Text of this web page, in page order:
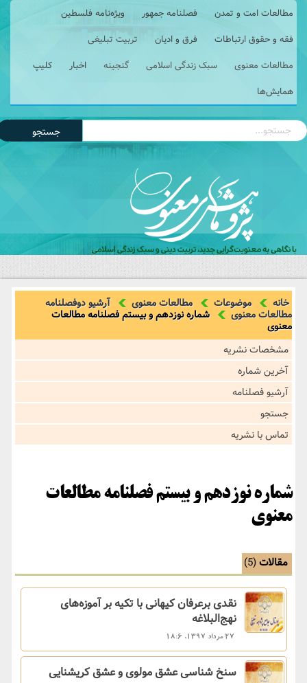
مطالعات امت و تمدن فصلنامه جمهور
ویژه‌نامه فلسطین
فقه و حقوق ارتباطات
فرق و ادیان
تربیت تبلیغی
مطالعات معنوی
سبک زندگی اسلامی گنجینه اخبار
کلیپ
همایش‌ها
جستجو
خانه موضوعات مطالعات معنوی آرشیو دوفصلنامه
مطالعات معنوی شماره نوزدهم و بیستم فصلنامه مطالعات
معنوی
مشخصات نشریه
آخرین شماره
آرشیو فصلنامه
جستجو
تماس با نشریه
شماره نوزدهم و بیستم فصلنامه مطالعات
معنوی
مقالات(5)
نقدی برعرفان کیهانی با تکیه بر آموزه‌های
نهج‌البلاغه
27 مرداد 1397, 18:6
سنخ شناسی عشق مولوی و عشق کریشنایی